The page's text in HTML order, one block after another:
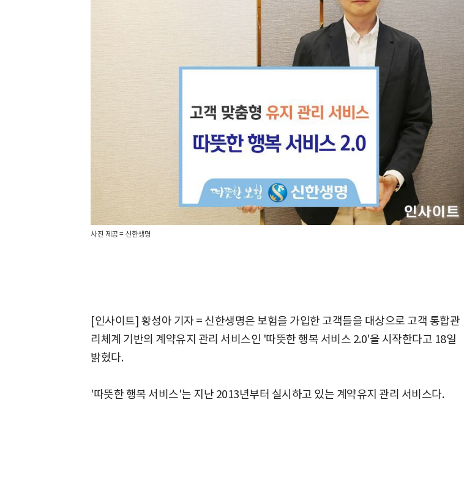
사진 제공 = 신한생명
[인사이트] 황성아 기자 = 신한생명은 보험을 가입한 고객들을 대상으로 고객 통합관
리체계 기반의 계약유지 관리 서비스인 '따뜻한 행복 서비스 2.0'을 시작한다고 18일
밝혔다.
'따뜻한 행복 서비스'는 지난 2013년부터 실시하고 있는 계약유지 관리 서비스다.